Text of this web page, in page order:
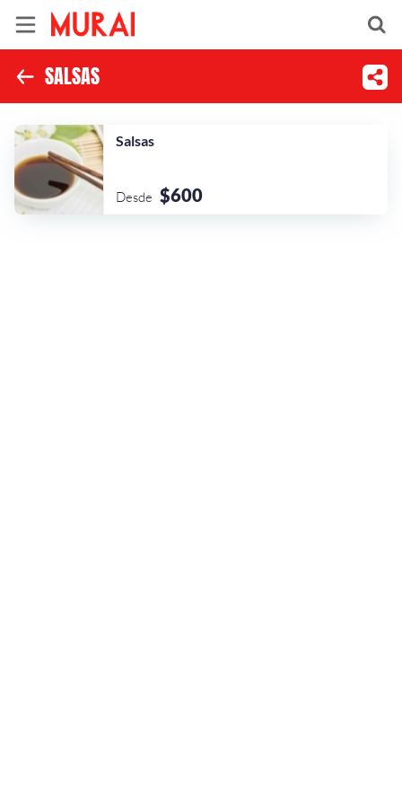
Inicio
Información
Ubicación
Instagram
SALSAS
Salsas
Desde $600